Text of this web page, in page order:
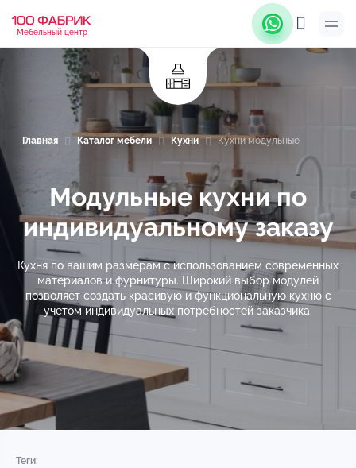
Мебельный центр
Главная Каталог мебели Кухни Кухни модульные
Модульные кухни по
индивидуальному заказу
Кухня по вашим размерам с использованием современных
материалов и фурнитуры. Широкий выбор модулей
позволяет создать красивую и функциональную кухню с
учетом индивидуальных потребностей заказчика.
Теги: